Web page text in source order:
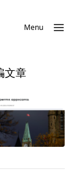
Menu
文章